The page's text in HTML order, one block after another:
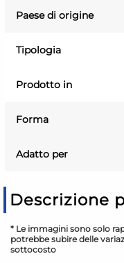
Paese di origine
Tipologia
Prodotto in
Forma
Adatto per
Descrizione
* Le immagini sono solo
potrebbe subire delle
sottocosto